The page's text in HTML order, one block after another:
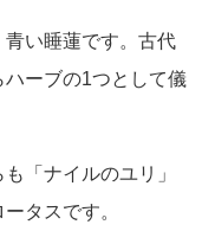
い睡蓮です。古代
ーブの1つとして儀
「ナイルのユリ」
タスです。